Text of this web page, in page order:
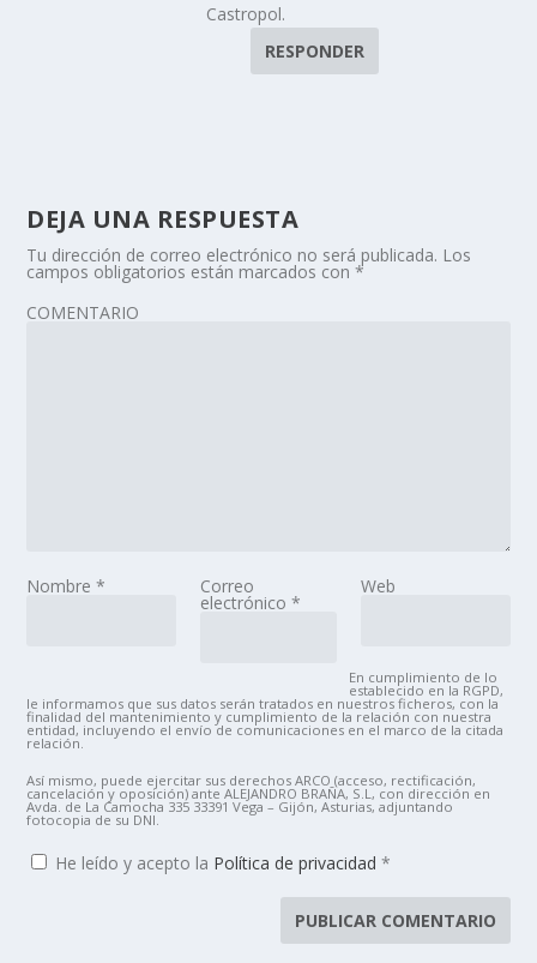
Castropol.
RESPONDER
DEJA UNA RESPUESTA
Tu dirección de correo electrónico no será publicada. Los
campos obligatorios están marcados con*
COMENTARIO
Nombre* Correo
electrónico *
Web
En cumplimiento de lo
establecido en la RGPD,
le informamos que sus datos serán tratados en nuestros ficheros, con la
finalidad del mantenimiento y cumplimiento de la relación con nuestra
entidad, incluyendo el envío de comunicaciones en el marco de la citada
relación.
Así mismo, puede ejercitar sus derechos ARCO (acceso, rectificación,
cancelación y oposición) ante ALEJANDRO BRAÑA, S.L, con dirección en
Avda. de La Camocha 335 33391 Vega – Gijón, Asturias, adjuntando
fotocopia de su DNI.
He leído y acepto la Política de privacidad*